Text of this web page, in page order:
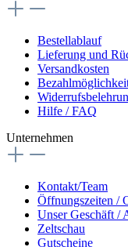
Bestellablauf
Lieferung und
Versandkosten
Hilfe / FAQ
Unternehmen
Kontakt/Team
Öffnungszeiten /
Unser Geschäft /
Zeltschau
Gutscheine